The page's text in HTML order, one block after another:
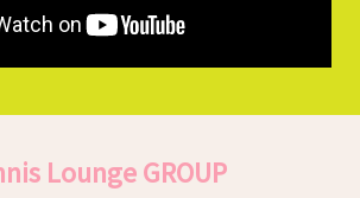
Lounge GROUP